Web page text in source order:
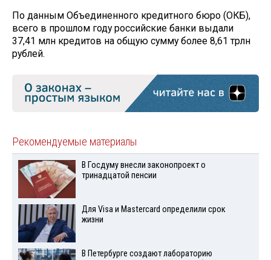
По данным Объединенного кредитного бюро (ОКБ),
всего в прошлом году российские банки выдали
37,41 млн кредитов на общую сумму более 8,61 трлн
рублей.
Рекомендуемые материалы
В Госдуму внесли законопроект о
тринадцатой пенсии
Для Visа и Mastercard определили срок
жизни
В Петербурге создают лабораторию